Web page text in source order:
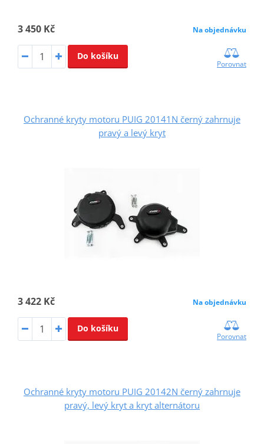
3 450 Kč Na objednávku
Do košíku
Porovnat
Ochranné kryty motoru PUIG 20141N černý zahrnuje
pravý a levý kryt
3 422 Kč Na objednávku
Do košíku
Porovnat
Ochranné kryty motoru PUIG 20142N černý zahrnuje
pravý, levý kryt a kryt alternátoru